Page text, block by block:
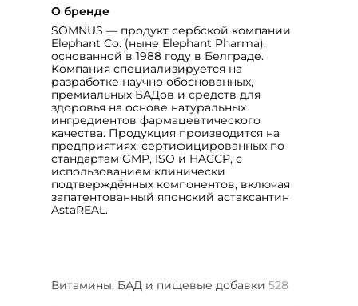
О бренде
SOMNUS — продукт сербской компании
Elephant Co. (ныне Elephant Pharma),
основанной в 1988 году в Белграде.
Компания специализируется на
разработке научно обоснованных,
премиальных БАДов и средств для
здоровья на основе натуральных
ингредиентов фармацевтического
качества. Продукция производится на
предприятиях, сертифицированных по
стандартам GMP, ISO и HACCP, с
использованием клинически
подтверждённых компонентов, включая
запатентованный японский астаксантин
AstaREAL.
Витамины, БАД и пищевые добавки 528